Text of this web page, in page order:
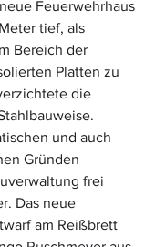
Feuerwehrhaus
tief, als
Bereich der
Platten zu
die
und auch
Gründen
frei
Das neue
am Reißbrett